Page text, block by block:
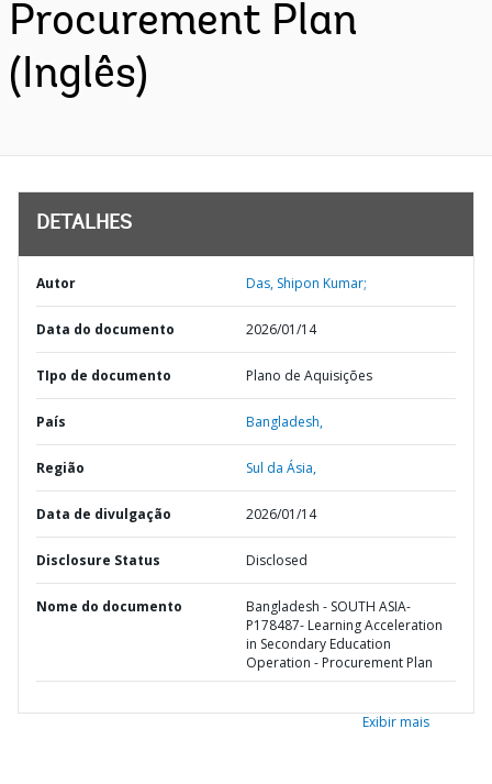
Procurement Plan
(Inglês)
DETALHES
Autor Das, Shipon Kumar;
Data do documento 2026/01/14
TIpo de documento Plano de Aquisições
País Bangladesh,
Região Sul da Ásia,
Data de divulgação 2026/01/14
Disclosure Status Disclosed
Nome do documento
Bangladesh - SOUTH ASIA-
P178487- Learning Acceleration
in Secondary Education
Operation - Procurement Plan
Exibir mais